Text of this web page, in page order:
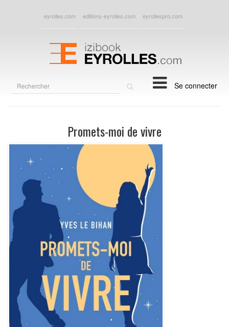
eyrolles.com editions-eyrolles.com eyrollespro.com
Se connecter
Promets-moi de vivre